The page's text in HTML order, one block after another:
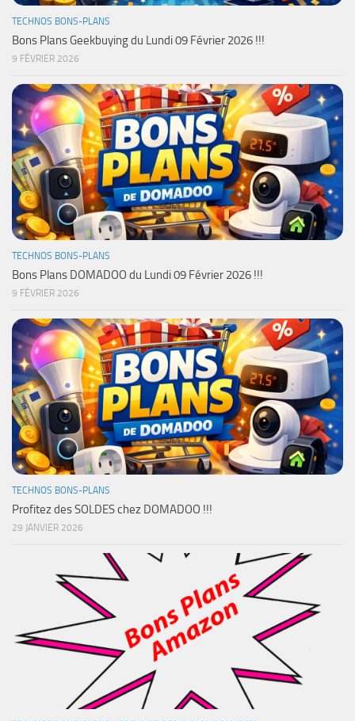
TECHNOS BONS-PLANS
Bons Plans Geekbuying du Lundi 09 Février 2026 !!!
9 FÉVRIER 2026
TECHNOS BONS-PLANS
Bons Plans DOMADOO du Lundi 09 Février 2026 !!!
9 FÉVRIER 2026
TECHNOS BONS-PLANS
Profitez des SOLDES chez DOMADOO !!!
29 JANVIER 2026